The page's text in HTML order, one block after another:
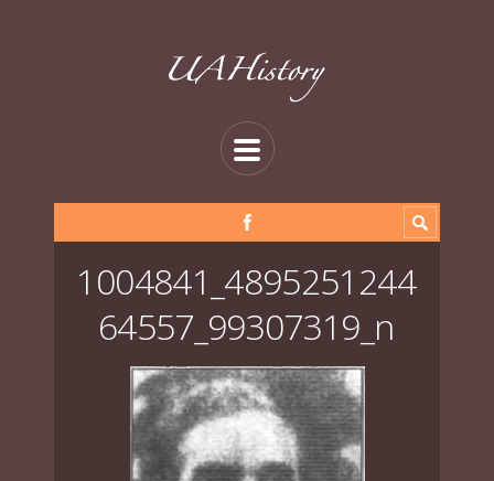
1004841_4895251244
64557_99307319_n